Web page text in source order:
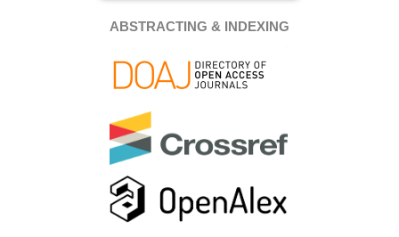
ABSTRACTING & INDEXING